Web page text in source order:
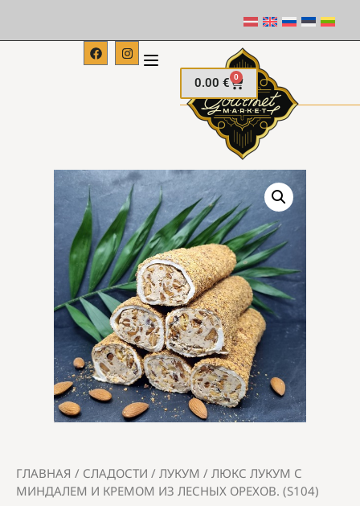
0.00 € 0
ГЛАВНАЯ / СЛАДОСТИ / ЛУКУМ / ЛЮКС ЛУКУМ С
МИНДАЛЕМ И КРЕМОМ ИЗ ЛЕСНЫХ ОРЕХОВ. (S104)